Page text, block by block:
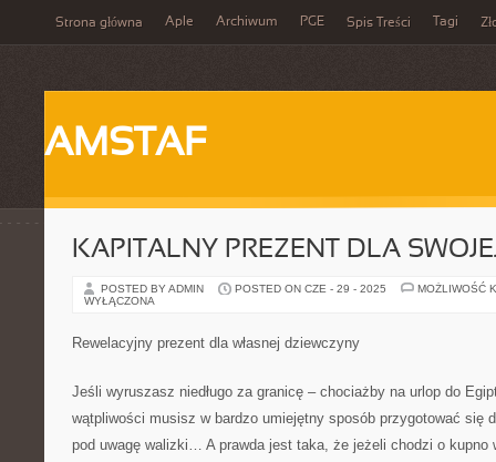
Strona główna Aple Archiwum PGE Spis Treści Tagi
AMSTAF
KAPITALNY PREZENT DLA
POSTED BY ADMIN POSTED ON CZE - 29 - 2025
MOŻLIWOŚĆ
WYŁĄCZONA
Rewelacyjny prezent dla własnej dziewczyny
Jeśli wyruszasz niedługo za granicę – chociażby na urlop do
wątpliwości musisz w bardzo umiejętny sposób przygotować się
pod uwagę walizki… A prawda jest taka, że jeżeli chodzi o kupno